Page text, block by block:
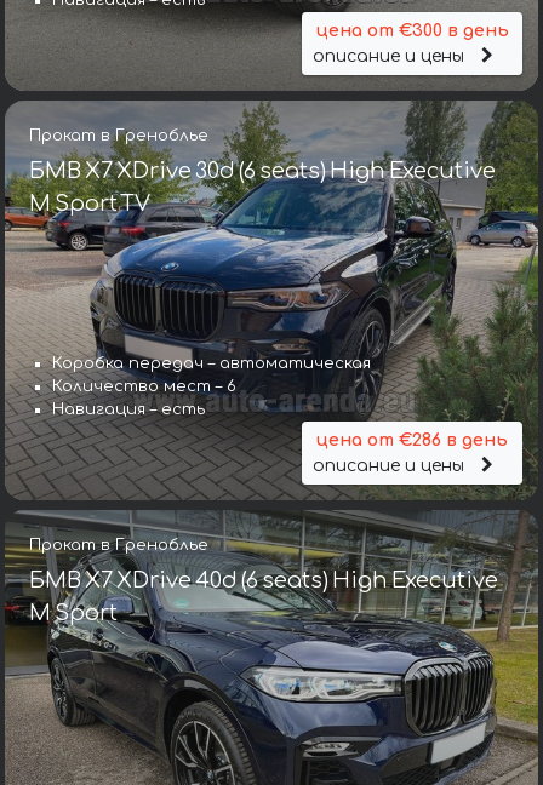
цена от €300 в день
описание и цены
Прокат в Греноблье
БМВ X7 XDrive 30d (6 seats) High Executive
M Sport TV
Коробка передач – автоматическая
Количество мест – 6
Навигация – есть
цена от €286 в день
описание и цены
Прокат в Греноблье
БМВ X7 XDrive 40d (6 seats) High Executive
M Sport